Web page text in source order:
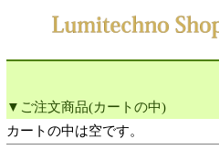
▼ご注文商品(カートの中)
カートの中は空です。